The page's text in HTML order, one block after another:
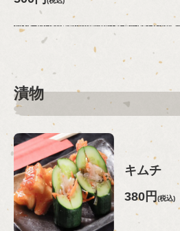
漬物
キムチ
380円(税込)